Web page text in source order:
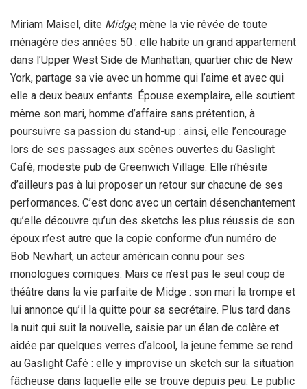
Miriam Maisel, dite Midge, mène la vie rêvée de toute
ménagère des années 50 : elle habite un grand appartement
dans l’Upper West Side de Manhattan, quartier chic de New
York, partage sa vie avec un homme qui l’aime et avec qui
elle a deux beaux enfants. Épouse exemplaire, elle soutient
même son mari, homme d’affaire sans prétention, à
poursuivre sa passion du stand-up : ainsi, elle l’encourage
lors de ses passages aux scènes ouvertes du Gaslight
Café, modeste pub de Greenwich Village. Elle n’hésite
d’ailleurs pas à lui proposer un retour sur chacune de ses
performances. C’est donc avec un certain désenchantement
qu’elle découvre qu’un des sketchs les plus réussis de son
époux n’est autre que la copie conforme d’un numéro de
Bob Newhart, un acteur américain connu pour ses
monologues comiques. Mais ce n’est pas le seul coup de
théâtre dans la vie parfaite de Midge : son mari la trompe et
lui annonce qu’il la quitte pour sa secrétaire. Plus tard dans
la nuit qui suit la nouvelle, saisie par un élan de colère et
aidée par quelques verres d’alcool, la jeune femme se rend
au Gaslight Café : elle y improvise un sketch sur la situation
fâcheuse dans laquelle elle se trouve depuis peu. Le public